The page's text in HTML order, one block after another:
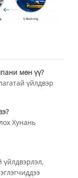
мөн үү?
үйлдвэр
Хунань
үйлдвэрлэл,